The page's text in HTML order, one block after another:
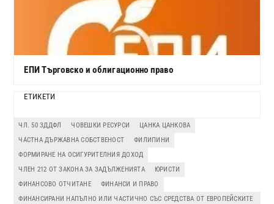
ЕПИ Търговско и облигационно право
ЕТИКЕТИ
ЧЛ. 50 ЗДДФЛ ЧОВЕШКИ РЕСУРСИ
ЦАНКА ЦАНКОВА
ЧАСТНА ДЪРЖАВНА СОБСТВЕНОСТ
ФИЛИПИНИ
ФОРМИРАНЕ НА ОСИГУРИТЕЛНИЯ ДОХОД
ЧЛЕН 212 ОТ ЗАКОНА ЗА ЗАДЪЛЖЕНИЯТА
ЮРИСТИ
ФИНАНСОВО ОТЧИТАНЕ
ФИНАНСИ И ПРАВО
ФИНАНСИРАНИ НАПЪЛНО ИЛИ ЧАСТИЧНО СЪС СРЕДСТВА ОТ ЕВРОПЕЙСКИТЕ